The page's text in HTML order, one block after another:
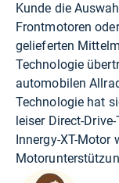
Kunde die
Frontmotoren
gelieferten
Technologie
automobilen
Technologie hat
leiser Direct-
Innergy-XT-Motor